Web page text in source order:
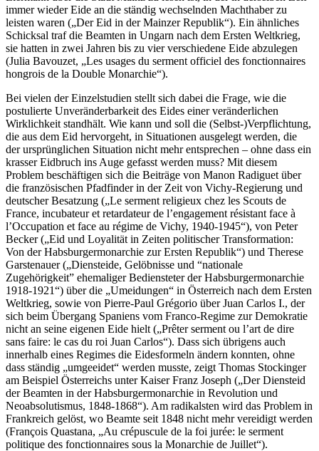
immer wieder Eide an die ständig wechselnden Machthaber zu
leisten waren („Der Eid in der Mainzer Republik“). Ein ähnliches
Schicksal traf die Beamten in Ungarn nach dem Ersten Weltkrieg,
sie hatten in zwei Jahren bis zu vier verschiedene Eide abzulegen
(Julia Bavouzet, „Les usages du serment officiel des fonctionnaires
hongrois de la Double Monarchie“).
Bei vielen der Einzelstudien stellt sich dabei die Frage, wie die
postulierte Unveränderbarkeit des Eides einer veränderlichen
Wirklichkeit standhält. Wie kann und soll die (Selbst-)Verpflichtung,
die aus dem Eid hervorgeht, in Situationen ausgelegt werden, die
der ursprünglichen Situation nicht mehr entsprechen – ohne dass ein
krasser Eidbruch ins Auge gefasst werden muss? Mit diesem
Problem beschäftigen sich die Beiträge von Manon Radiguet über
die französischen Pfadfinder in der Zeit von Vichy-Regierung und
deutscher Besatzung („Le serment religieux chez les Scouts de
France, incubateur et retardateur de l’engagement résistant face à
l’Occupation et face au régime de Vichy, 1940-1945“), von Peter
Becker („Eid und Loyalität in Zeiten politischer Transformation:
Von der Habsburgermonarchie zur Ersten Republik“) und Therese
Garstenauer („Diensteide, Gelöbnisse und “nationale
Zugehörigkeit” ehemaliger Bediensteter der Habsburgermonarchie
1918-1921“) über die „Umeidungen“ in Österreich nach dem Ersten
Weltkrieg, sowie von Pierre-Paul Grégorio über Juan Carlos I., der
sich beim Übergang Spaniens vom Franco-Regime zur Demokratie
nicht an seine eigenen Eide hielt („Prêter serment ou l’art de dire
sans faire: le cas du roi Juan Carlos“). Dass sich übrigens auch
innerhalb eines Regimes die Eidesformeln ändern konnten, ohne
dass ständig „umgeeidet“ werden musste, zeigt Thomas Stockinger
am Beispiel Österreichs unter Kaiser Franz Joseph („Der Diensteid
der Beamten in der Habsburgermonarchie in Revolution und
Neoabsolutismus, 1848-1868“). Am radikalsten wird das Problem in
Frankreich gelöst, wo Beamte seit 1848 nicht mehr vereidigt werden
(François Quastana, „Au crépuscule de la foi jurée: le serment
politique des fonctionnaires sous la Monarchie de Juillet“).